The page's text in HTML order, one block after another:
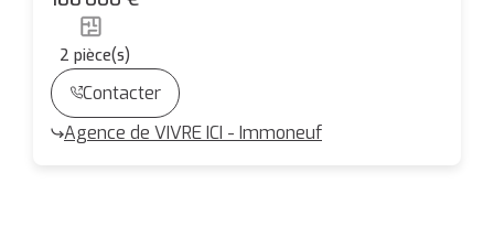
2 pièce(s)
Contacter
Agence de VIVRE ICI - Immoneuf